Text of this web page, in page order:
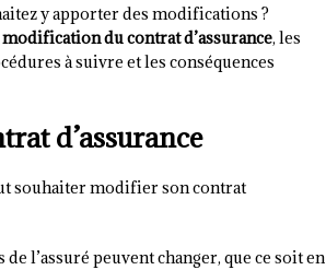
y apporter des modifications ?
modification du contrat d’assurance, les
à suivre et les conséquences
d’assurance
souhaiter modifier son contrat
de l’assuré peuvent changer, que ce soit en